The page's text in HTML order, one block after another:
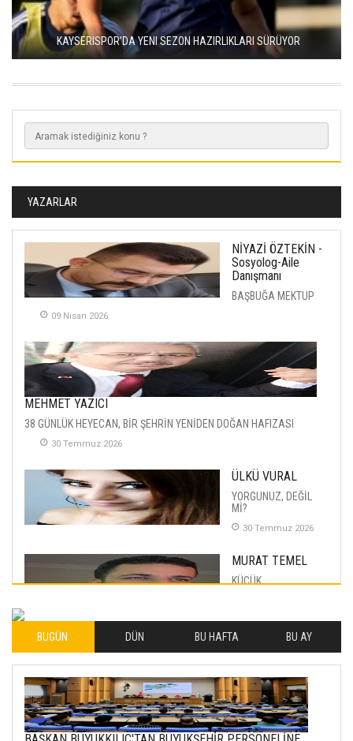
KAYSERISPOR’DA YENI SEZON HAZIRLIKLARI SÜRÜYOR
YAZARLAR
NİYAZİ ÖZTEKİN -
Sosyolog-Aile
Danışmanı
BAŞBUĞA MEKTUP
09 Nisan 2026
MEHMET YAZICI
38 GÜNLÜK HEYECAN, BİR ŞEHRİN YENİDEN DOĞAN HAFIZASI
30 Temmuz 2026
ÜLKÜ VURAL
YORGUNUZ, DEĞİL
Mİ?
30 Temmuz 2026
MURAT TEMEL
KÜÇÜK
İLHAN YILMAZ
SOFRADA AYRIMCILIK
VAR
26 Subat 2026
METİN ERTEM
BUGÜN DÜN BU HAFTA BU AY